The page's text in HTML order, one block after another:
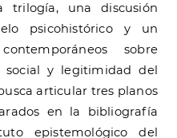
una discusión
psicohistórico y un
sobre
social y legitimidad del
articular tres planos
en la bibliografía
epistemológico del